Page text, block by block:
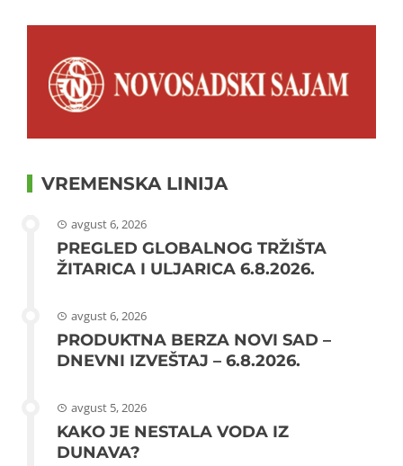
VREMENSKA LINIJA
avgust 6, 2026
PREGLED GLOBALNOG TRŽIŠTA
ŽITARICA I ULJARICA 6.8.2026.
avgust 6, 2026
PRODUKTNA BERZA NOVI SAD –
DNEVNI IZVEŠTAJ – 6.8.2026.
avgust 5, 2026
KAKO JE NESTALA VODA IZ
DUNAVA?